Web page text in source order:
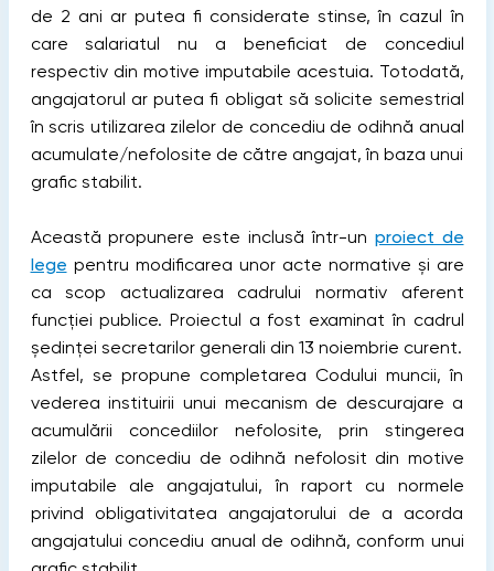
de 2 ani ar putea fi considerate stinse, în cazul în
care salariatul nu a beneficiat de concediul
respectiv din motive imputabile acestuia. Totodată,
angajatorul ar putea fi obligat să solicite semestrial
în scris utilizarea zilelor de concediu de odihnă anual
acumulate/nefolosite de către angajat, în baza unui
grafic stabilit.
Această propunere este inclusă într-un proiect de
lege pentru modificarea unor acte normative și are
ca scop actualizarea cadrului normativ aferent
funcției publice. Proiectul a fost examinat în cadrul
ședinței secretarilor generali din 13 noiembrie curent.
Astfel, se propune completarea Codului muncii, în
vederea instituirii unui mecanism de descurajare a
acumulării concediilor nefolosite, prin stingerea
zilelor de concediu de odihnă nefolosit din motive
imputabile ale angajatului, în raport cu normele
privind obligativitatea angajatorului de a acorda
angajatului concediu anual de odihnă, conform unui